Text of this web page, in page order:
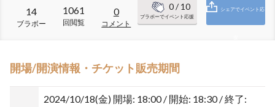
14
ブラボー
1061
回閲覧
0
コメント
0/ 10
ブラボーでイベント応援
シェアでイベント応
開場/開演情報・チケット販売期間
2024/10/18(金) 開場: 18:00 / 開始: 18:30 / 終了: